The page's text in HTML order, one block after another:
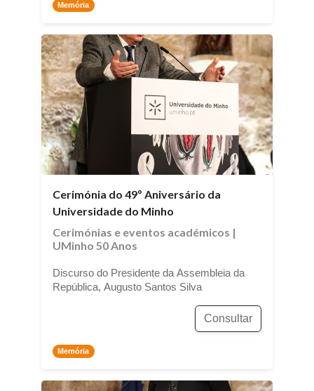
Memória
Cerimónia do 49º Aniversário da
Universidade do Minho
Cerimónias e eventos académicos |
UMinho 50 Anos
Discurso do Presidente da Assembleia da
República, Augusto Santos Silva
Consultar
Memória